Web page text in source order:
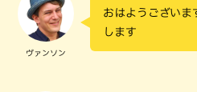
ヴァンソン
おはようございま
します